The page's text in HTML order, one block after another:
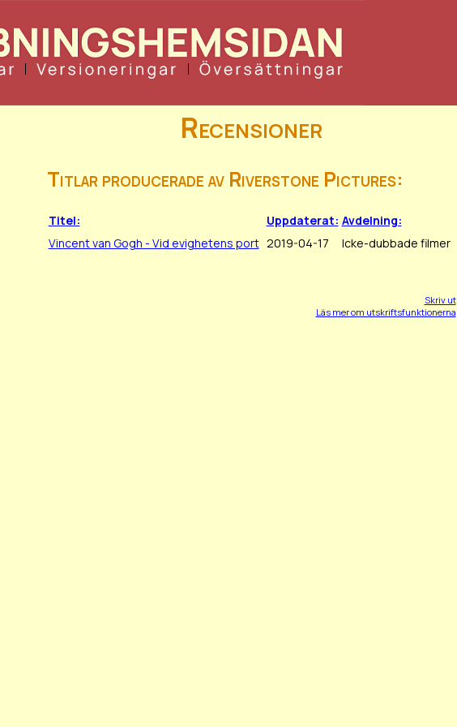
Recensioner
Titlar producerade av Riverstone Pictures:
Titel: Uppdaterat: Avdelning:
Vincent van Gogh - Vid evighetens port 2019-04-17 Icke-dubbade filmer
Skriv ut
Läs mer om utskriftsfunktionerna